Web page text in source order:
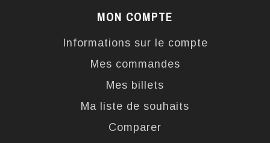
MON COMPTE
Informations sur le compte
Mes commandes
Mes billets
Ma liste de souhaits
Comparer